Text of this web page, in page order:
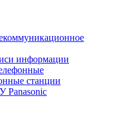
информации
станции